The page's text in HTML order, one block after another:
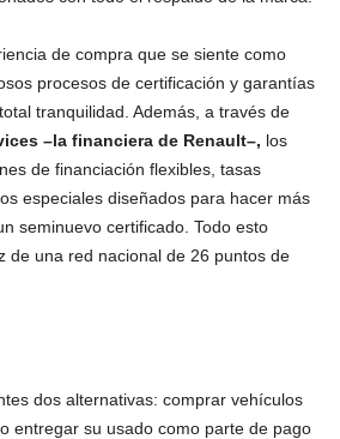
de compra que se siente como
procesos de certificación y garantías
tranquilidad. Además, a través de
–la financiera de Renault–, los
de financiación flexibles, tasas
especiales diseñados para hacer más
seminuevo certificado. Todo esto
de una red nacional de 26 puntos de
dos alternativas: comprar vehículos
entregar su usado como parte de pago